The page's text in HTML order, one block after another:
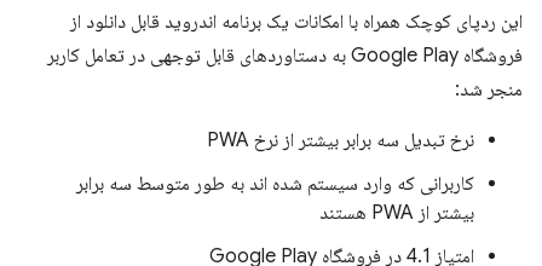
این ردپای کوچک همراه با امکانات یک برنامه اندروید قابل دانلود از
فروشگاه Google Play به دستاوردهای قابل توجهی در تعامل کاربر
منجر شد:
نرخ تبدیل سه برابر بیشتر از نرخ PWA
کاربرانی که وارد سیستم شده اند به طور متوسط ​​سه برابر
بیشتر از PWA هستند
امتیاز 4.1 در فروشگاه Google Play